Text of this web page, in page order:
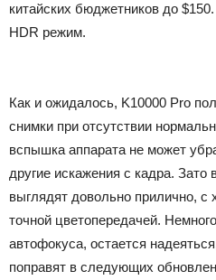
китайских бюджетников до
HDR режим.
Как и ожидалось, K10000 Pro
снимки при отсутствии
вспышка аппарата не может
другие искажения с кадра. Зато
выглядят довольно прилично, с
точной цветопередачей.
автофокуса, остается
поправят в следующих